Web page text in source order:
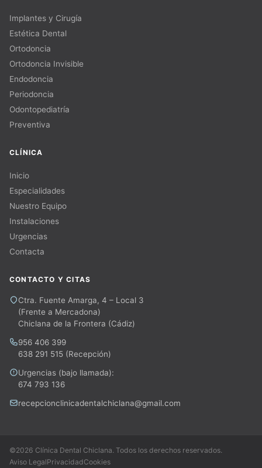
Implantes y Cirugía
Estética Dental
Ortodoncia
Ortodoncia Invisible
Endodoncia
Periodoncia
Odontopediatría
Preventiva
CLÍNICA
Inicio
Especialidades
Nuestro Equipo
Instalaciones
Urgencias
Contacta
CONTACTO Y CITAS
Ctra. Fuente Amarga, 4 – Local 3
(Frente a Mercadona)
Chiclana de la Frontera (Cádiz)
956 406 399
638 291 515 (Recepción)
Urgencias (bajo llamada):
674 793 136
recepcionclinicadentalchiclana@gmail.com
©2026 Clínica Dental Chiclana. Todos los derechos reservados.
Aviso LegalPrivacidadCookies